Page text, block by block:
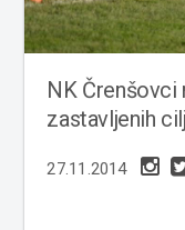
NK Črenšovci
zastavljenih
27.11.2014